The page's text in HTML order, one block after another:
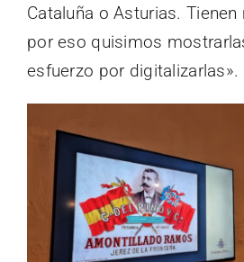
Cataluña o Asturias.
por eso quisimos
esfuerzo por digitalizarlas».